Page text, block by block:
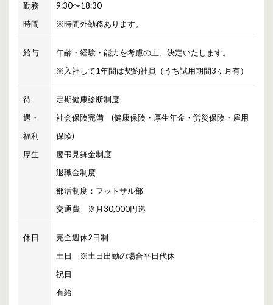
勤務
時間
9:30〜18:30
※時間外勤務あります。
給与
年齢・経験・能力を考慮の上、決定いたします。
※入社して1年間は契約社員（うち試用期間3ヶ月有）
待
遇・
福利
厚生
定期健康診断制度
社会保険完備 (健康保険・厚生年金・労災保険・雇用
保険)
慶弔見舞金制度
退職金制度
部活制度：フットサル部
交通費 ※月30,000円迄
休日
完全週休2日制
土日 ※土日出勤の場合平日代休
祝日
有給